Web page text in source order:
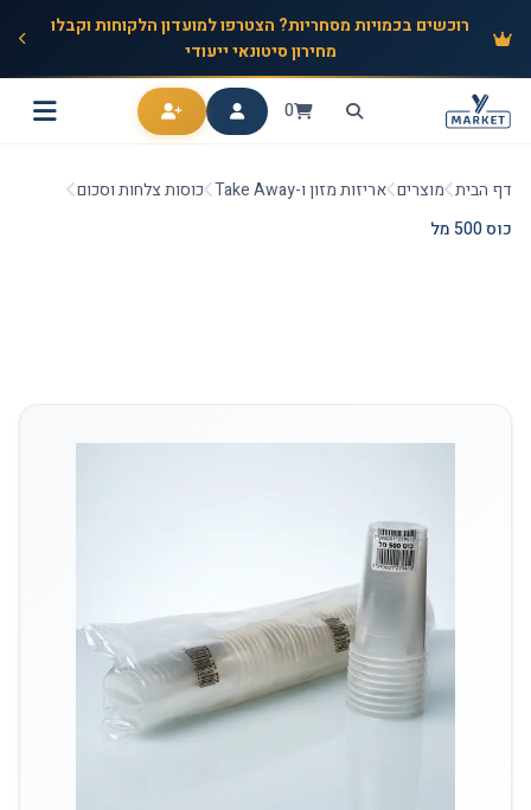
רוכשים בכמויות מסחריות? הצטרפו למועדון הלקוחות וקבלו
מחירון סיטונאי ייעודי
0
דף הבית מוצרים אריזות מזון ו-Take Away
כוסות צלחות וסכום
כוס 500 מל